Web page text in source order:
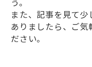
また、記事を見て
ありましたら、ご気
ださい。